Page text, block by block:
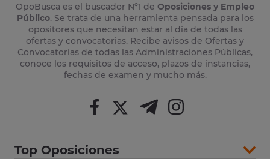
OpoBusca es el buscador Nº1 de Oposiciones y Empleo
Público. Se trata de una herramienta pensada para los
opositores que necesitan estar al día de todas las
ofertas y convocatorias. Recibe avisos de Ofertas y
Convocatorias de todas las Administraciones Públicas,
conoce los requisitos de acceso, plazos de instancias,
fechas de examen y mucho más.
Top Oposiciones